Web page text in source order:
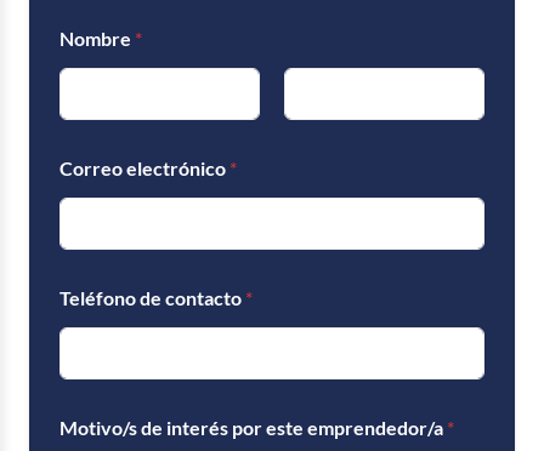
o
r
o
o
c
i
o
d
Nombre *
Correo electrónico *
Teléfono de contacto *
Motivo/s de interés por este emprendedor/a *